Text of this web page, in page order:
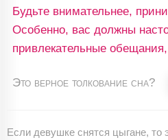
Будьте внимательнее,
Особенно, вас должны
привлекательные
Это верное толкование сна?
Если девушке снятся цыгане, то